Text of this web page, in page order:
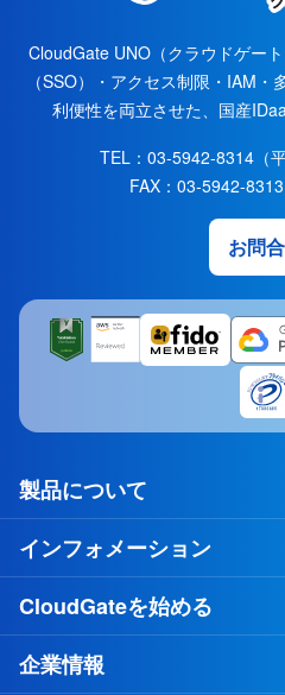
CloudGate UNO（クラウドゲー
（SSO）・アクセス制限・IAM
利便性を両立させた、国産
TEL： 03-5942-8314 （
FAX： 03-5942-8313
お問
製品について
インフォメーション
CloudGateを始める
企業情報